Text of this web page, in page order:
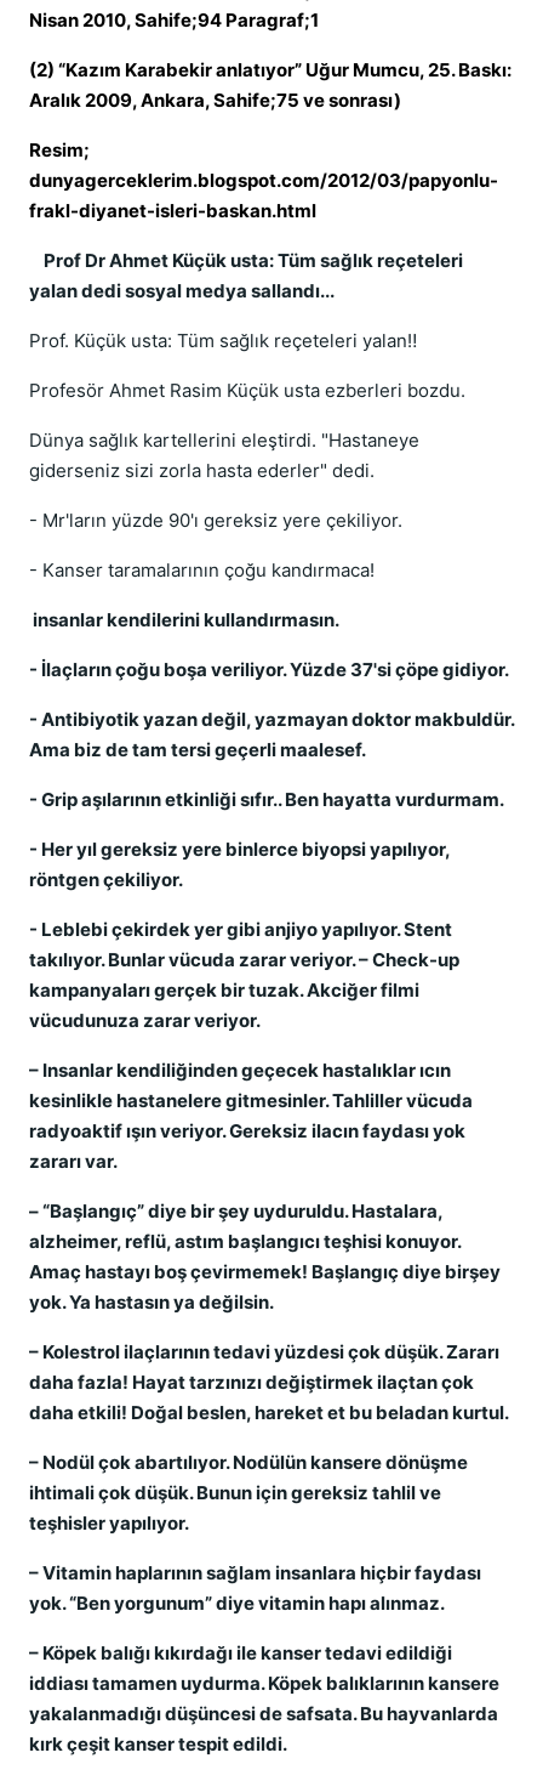
Nisan 2010, Sahife;94 Paragraf;1
(2) “Kazım Karabekir anlatıyor” Uğur Mumcu, 25. Baskı:
Aralık 2009, Ankara, Sahife;75 ve sonrası)
Resim;
dunyagerceklerim.blogspot.com/2012/03/papyonlu-
frakl-diyanet-isleri-baskan.html
Prof Dr Ahmet Küçük usta: Tüm sağlık reçeteleri
yalan dedi sosyal medya sallandı...
Prof. Küçük usta: Tüm sağlık reçeteleri yalan‼
Profesör Ahmet Rasim Küçük usta ezberleri bozdu.
Dünya sağlık kartellerini eleştirdi. "Hastaneye
giderseniz sizi zorla hasta ederler" dedi.
- Mr'ların yüzde 90'ı gereksiz yere çekiliyor.
- Kanser taramalarının çoğu kandırmaca!
insanlar kendilerini kullandırmasın.
- İlaçların çoğu boşa veriliyor. Yüzde 37'si çöpe gidiyor.
- Antibiyotik yazan değil, yazmayan doktor makbuldür.
Ama biz de tam tersi geçerli maalesef.
- Grip aşılarının etkinliği sıfır.. Ben hayatta vurdurmam.
- Her yıl gereksiz yere binlerce biyopsi yapılıyor,
röntgen çekiliyor.
- Leblebi çekirdek yer gibi anjiyo yapılıyor. Stent
takılıyor. Bunlar vücuda zarar veriyor. – Check-up
kampanyaları gerçek bir tuzak. Akciğer filmi
vücudunuza zarar veriyor.
– Insanlar kendiliğinden geçecek hastalıklar ıcın
kesinlikle hastanelere gitmesinler. Tahliller vücuda
radyoaktif ışın veriyor. Gereksiz ilacın faydası yok
zararı var.
– “Başlangıç” diye bir şey uyduruldu. Hastalara,
alzheimer, reflü, astım başlangıcı teşhisi konuyor.
Amaç hastayı boş çevirmemek! Başlangıç diye birşey
yok. Ya hastasın ya değilsin.
– Kolestrol ilaçlarının tedavi yüzdesi çok düşük. Zararı
daha fazla! Hayat tarzınızı değiştirmek ilaçtan çok
daha etkili! Doğal beslen, hareket et bu beladan kurtul.
– Nodül çok abartılıyor. Nodülün kansere dönüşme
ihtimali çok düşük. Bunun için gereksiz tahlil ve
teşhisler yapılıyor.
– Vitamin haplarının sağlam insanlara hiçbir faydası
yok. “Ben yorgunum” diye vitamin hapı alınmaz.
– Köpek balığı kıkırdağı ile kanser tedavi edildiği
iddiası tamamen uydurma. Köpek balıklarının kansere
yakalanmadığı düşüncesi de safsata. Bu hayvanlarda
kırk çeşit kanser tespit edildi.